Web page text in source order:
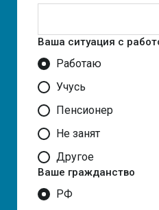
Ваша ситуация с
Работаю
Учусь
Пенсионер
Не занят
Другое
Ваше гражданство
РФ